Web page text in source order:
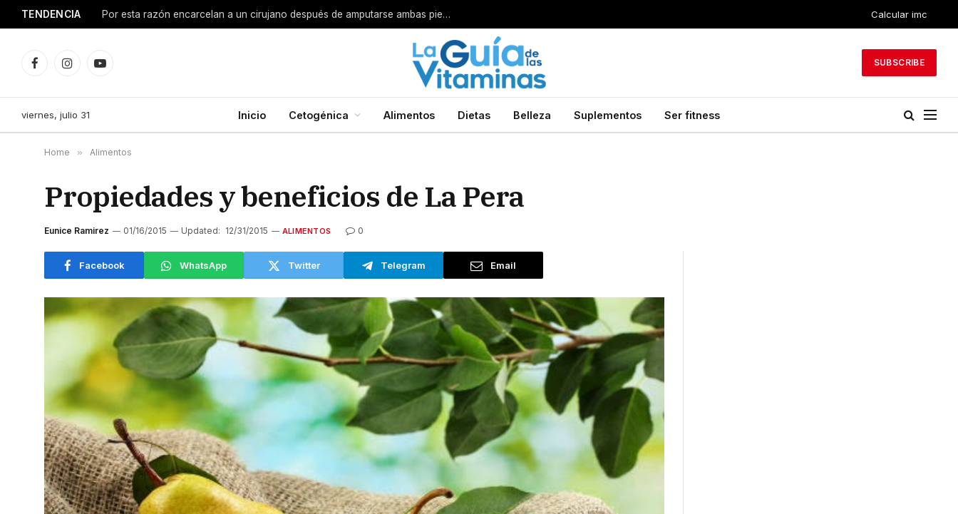
TENDENCIA Por esta razón encarcelan a un cirujano después de amputarse ambas piernas Calcular imc
FacebookInstagramYouTube
SUBSCRIBE
viernes, julio 31 Inicio Cetogénica Alimentos Dietas Belleza Suplementos Ser fitness
Home » Alimentos
Propiedades y beneficios de La Pera
Eunice Ramirez 01/16/2015 Updated: 12/31/2015 ALIMENTOS 0
Facebook WhatsApp Twitter Telegram Email